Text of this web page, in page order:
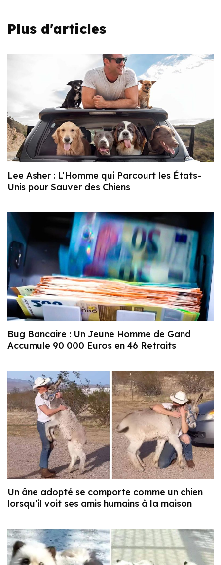
Plus d'articles
Lee Asher : L’Homme qui Parcourt les États-
Unis pour Sauver des Chiens
Bug Bancaire : Un Jeune Homme de Gand
Accumule 90 000 Euros en 46 Retraits
Un âne adopté se comporte comme un chien
lorsqu’il voit ses amis humains à la maison